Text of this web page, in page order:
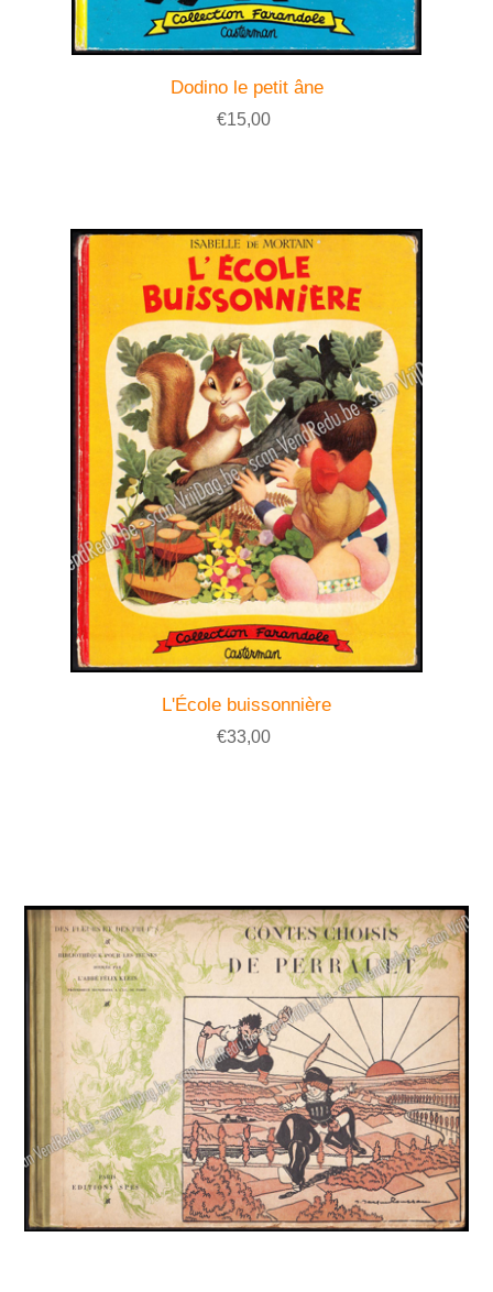
Dodino le petit âne
€15,00
L'École buissonnière
€33,00